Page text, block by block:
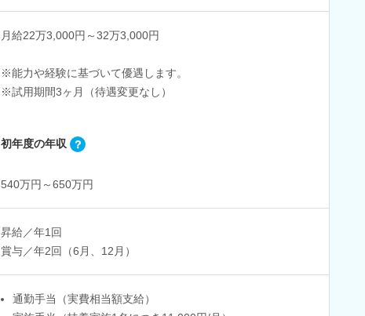
月給22万3,000円～32万3,000円
※能力や経験に基づいて優遇します。
※試用期間3ヶ月（待遇変更なし）
初年度の年収
540万円～650万円
昇給／年1回
賞与／年2回（6月、12月）
通勤手当（実費相当額支給）